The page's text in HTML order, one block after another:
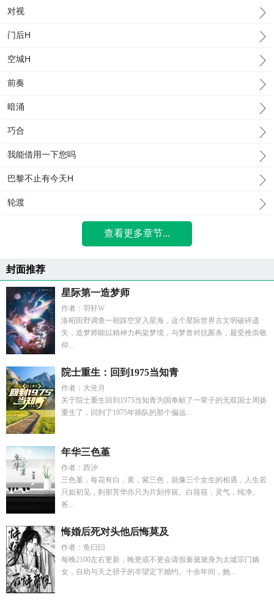
对视
门后H
空城H
前奏
暗涌
巧合
我能借用一下您吗
巴黎不止有今天H
轮渡
查看更多章节...
封面推荐
星际第一造梦师
作者：羽轩W
洛昭田野调查一朝踩空穿入星海，这个星际世界古文明破碎遗
失，造梦师能以精神力构架梦境，与梦兽对抗厮杀，最受推崇敬
仰...
院士重生：回到1975当知青
作者：大沧月
关于院士重生回到1975当知青为国奉献了一辈子的无双国士周扬
重生了，回到了1975年插队的那个偏远...
年华三色堇
作者：西汐
三色堇，每花有白，黄，紫三色，就像三个女生的相遇，人生若
只如初见，刹那芳华亦只为片刻停留。白筱筱，灵气，纯净。
爸...
悔婚后死对头他后悔莫及
作者：鱼曰曰
每晚2100左右更新，晚更或不更会请假秦黛黛身为太墟宗门嫡
女，自幼与天之骄子的岑望定下婚约。十余年间，她...